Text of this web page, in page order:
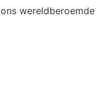
wereldberoemde